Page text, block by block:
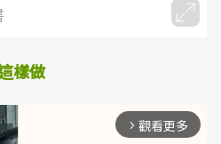
樣做
arrow_forward_ios 觀看更多